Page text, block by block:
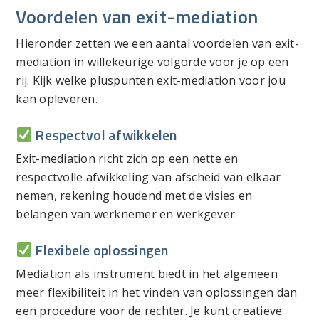
Voordelen van exit-mediation
Hieronder zetten we een aantal voordelen van exit-
mediation in willekeurige volgorde voor je op een
rij. Kijk welke pluspunten exit-mediation voor jou
kan opleveren.
Respectvol afwikkelen
Exit-mediation richt zich op een nette en
respectvolle afwikkeling van afscheid van elkaar
nemen, rekening houdend met de visies en
belangen van werknemer en werkgever.
Flexibele oplossingen
Mediation als instrument biedt in het algemeen
meer flexibiliteit in het vinden van oplossingen dan
een procedure voor de rechter. Je kunt creatieve